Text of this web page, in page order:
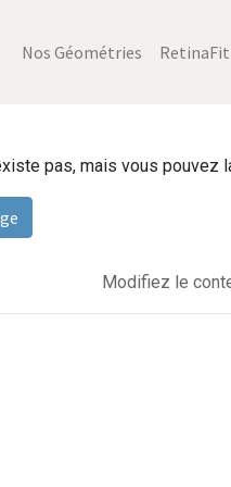
Nos Géométries RetinaFit
pas, mais vous pouvez
Modifiez le